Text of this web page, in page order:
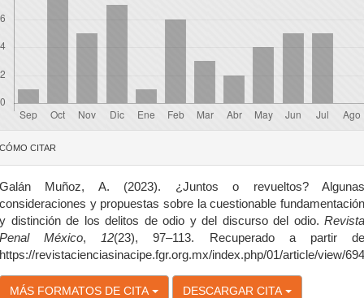
CÓMO CITAR
Galán Muñoz, A. (2023). ¿Juntos o revueltos? Algunas
consideraciones y propuestas sobre la cuestionable fundamentación
y distinción de los delitos de odio y del discurso del odio. Revista
Penal México, 12(23), 97–113. Recuperado a partir
https://revistacienciasinacipe.fgr.org.mx/index.php/01/article/view/694
MÁS FORMATOS DE CITA DESCARGAR CITA